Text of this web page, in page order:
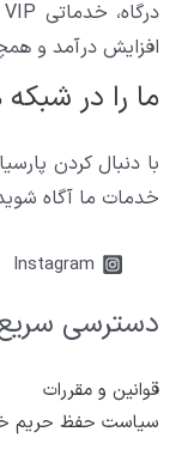
افزایش درآمد و
ما را در
خدمات ما آگاه
Instagram
دسترسی
قوانین و مقررات
سیاست حفظ حریم